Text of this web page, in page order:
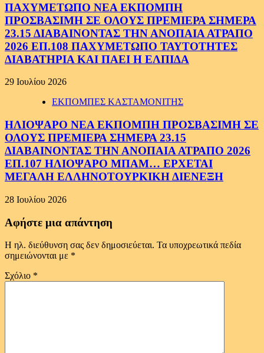
ΠΑΧΥΜΕΤΩΠΟ ΝΕΑ ΕΚΠΟΜΠΗ
ΠΡΟΣΒΑΣΙΜΗ ΣΕ ΟΛΟΥΣ ΠΡΕΜΙΕΡΑ ΣΗΜΕΡΑ
23.15 ΔΙΑΒΑΙΝΟΝΤΑΣ ΤΗΝ ΑΝΟΠΑΙΑ ΑΤΡΑΠΟ
2026 ΕΠ.108 ΠΑΧΥΜΕΤΩΠΟ ΤΑΥΤΟΤΗΤΕΣ
ΔΙΑΒΑΤΗΡΙΑ ΚΑΙ ΠΑΕΙ Η ΕΛΠΙΔΑ
29 Ιουλίου 2026
ΕΚΠΟΜΠΕΣ ΚΑΣΤΑΜΟΝΙΤΗΣ
ΗΛΙΟΨΑΡΟ ΝΕΑ ΕΚΠΟΜΠΗ ΠΡΟΣΒΑΣΙΜΗ ΣΕ
ΟΛΟΥΣ ΠΡΕΜΙΕΡΑ ΣΗΜΕΡΑ 23.15
ΔΙΑΒΑΙΝΟΝΤΑΣ ΤΗΝ ΑΝΟΠΑΙΑ ΑΤΡΑΠΟ 2026
ΕΠ.107 ΗΛΙΟΨΑΡΟ ΜΠΑΜ… ΕΡΧΕΤΑΙ
ΜΕΓΑΛΗ ΕΛΛΗΝΟΤΟΥΡΚΙΚΗ ΔΙΕΝΕΞΗ
28 Ιουλίου 2026
Αφήστε μια απάντηση
Η ηλ. διεύθυνση σας δεν δημοσιεύεται. Τα υποχρεωτικά πεδία
σημειώνονται με *
Σχόλιο *